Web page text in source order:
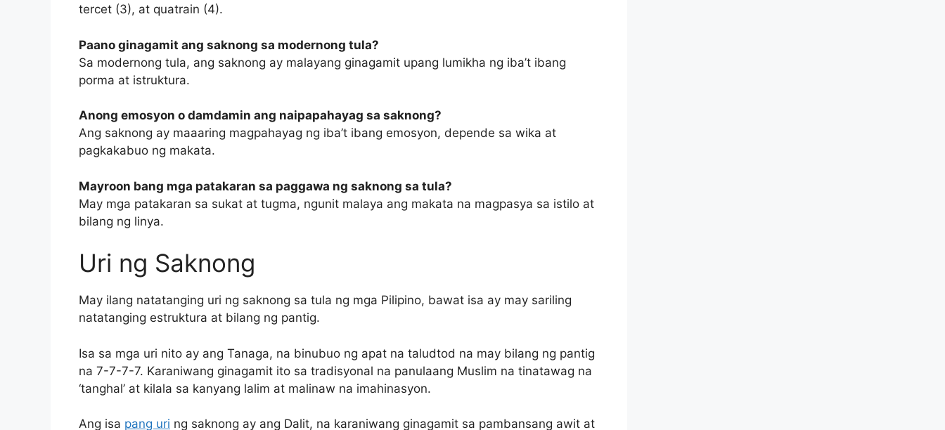
tercet (3), at quatrain (4).
Paano ginagamit ang saknong sa modernong tula?
Sa modernong tula, ang saknong ay malayang ginagamit upang lumikha ng iba’t ibang
porma at istruktura.
Anong emosyon o damdamin ang naipapahayag sa saknong?
Ang saknong ay maaaring magpahayag ng iba’t ibang emosyon, depende sa wika at
pagkakabuo ng makata.
Mayroon bang mga patakaran sa paggawa ng saknong sa tula?
May mga patakaran sa sukat at tugma, ngunit malaya ang makata na magpasya sa istilo at
bilang ng linya.
Uri ng Saknong
May ilang natatanging uri ng saknong sa tula ng mga Pilipino, bawat isa ay may sariling
natatanging estruktura at bilang ng pantig.
Isa sa mga uri nito ay ang Tanaga, na binubuo ng apat na taludtod na may bilang ng pantig
na 7-7-7-7. Karaniwang ginagamit ito sa tradisyonal na panulaang Muslim na tinatawag na
‘tanghal’ at kilala sa kanyang lalim at malinaw na imahinasyon.
Ang isa pang uri ng saknong ay ang Dalit, na karaniwang ginagamit sa pambansang awit at